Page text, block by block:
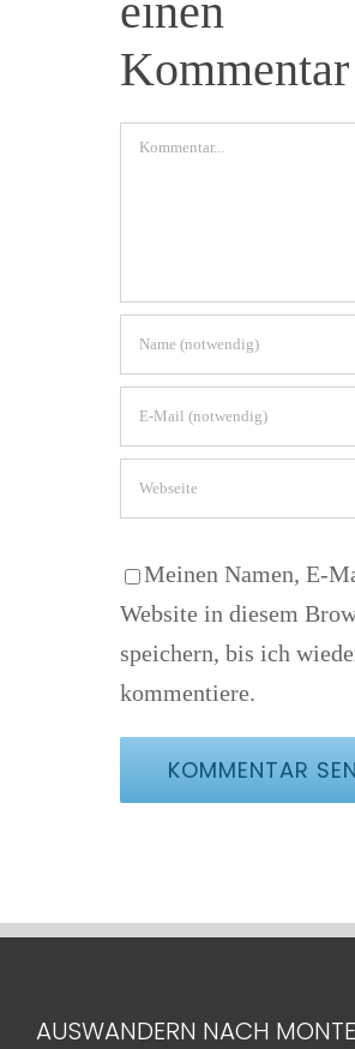
einen
Kommentar
Kommentar
Meinen Namen, E-
Website in diesem
speichern, bis ich
kommentiere.
AUSWANDERN NACH